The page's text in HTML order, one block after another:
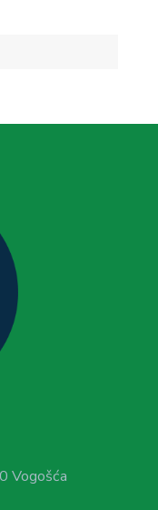
Vogošća